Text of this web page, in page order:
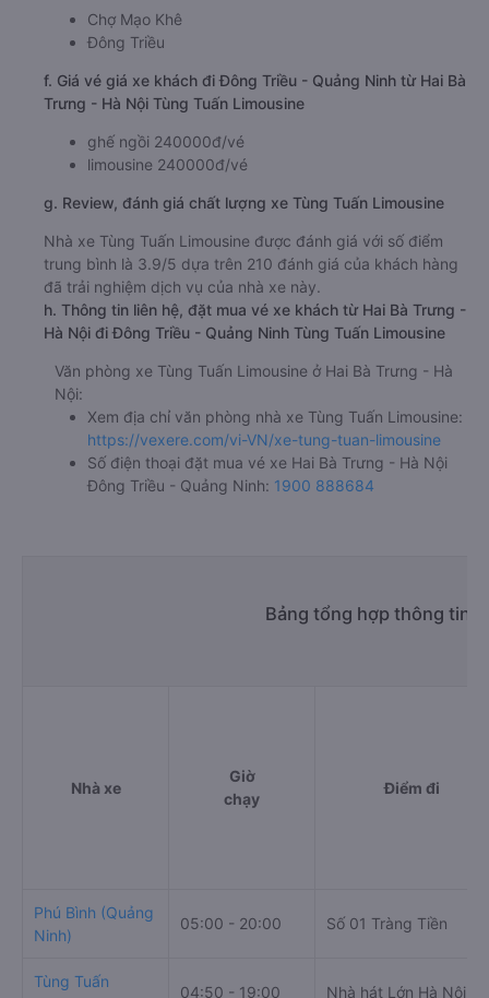
Chợ Mạo Khê
Đông Triều
f. Giá vé giá xe khách đi Đông Triều - Quảng Ninh từ Hai Bà
Trưng - Hà Nội Tùng Tuấn Limousine
ghế ngồi 240000đ/vé
limousine 240000đ/vé
g. Review, đánh giá chất lượng xe Tùng Tuấn Limousine
Nhà xe Tùng Tuấn Limousine được đánh giá với số điểm
trung bình là 3.9/5 dựa trên 210 đánh giá của khách hàng
đã trải nghiệm dịch vụ của nhà xe này.
h. Thông tin liên hệ, đặt mua vé xe khách từ Hai Bà Trưng -
Hà Nội đi Đông Triều - Quảng Ninh Tùng Tuấn Limousine
Văn phòng xe Tùng Tuấn Limousine ở Hai Bà Trưng - Hà
Nội:
Xem địa chỉ văn phòng nhà xe Tùng Tuấn Limousine:
https://vexere.com/vi-VN/xe-tung-tuan-limousine
Số điện thoại đặt mua vé xe Hai Bà Trưng - Hà Nội
Đông Triều - Quảng Ninh: 1900 888684
Bảng tổng hợp thông tin
Nhà xe
Giờ
chạy
Điểm đi
Phú Bình (Quảng
Ninh)
05:00 - 20:00 Số 01 Tràng Tiền
Tùng Tuấn
04:50 - 19:00 Nhà hát Lớn Hà Nội